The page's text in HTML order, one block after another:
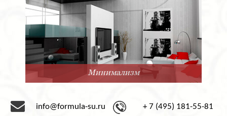
Минимализм
info@formula-su.ru + 7 (495) 181-55-81